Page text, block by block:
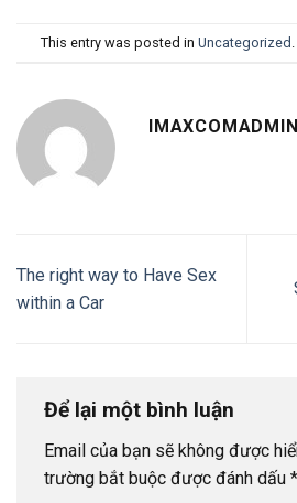
This entry was posted in Uncategorized
IMAXCOMADMIN
The right way to Have Sex
within a Car
Để lại một bình luận
Email của bạn sẽ không được
trường bắt buộc được đánh dấu *